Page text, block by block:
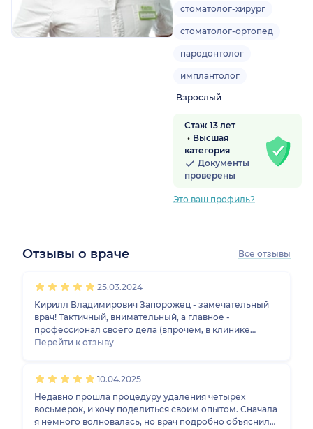
стоматолог-хирург
стоматолог-ортопед
пародонтолог
имплантолог
Взрослый
Стаж 13 лет
Высшая
категория
Документы
проверены
Это ваш профиль?
Отзывы о враче Все отзывы
25.03.2024
Кирилл Владимирович Запорожец - замечательный
врач! Тактичный, внимательный, а главное -
профессионал своего дела (впрочем, в клинике
"Диамант" нет плохих специалистов, поверьте, мне
два года никаких проблем)., безболезненно. Кирилл
Владимирович. спасибо вам большое и дальнейших
успехов в работе. Теперь я знаю, кого могу смело
рекомендовать своим друзьям и знакомым.
Перейти к отзыву
10.04.2025
Недавно прошла процедуру удаления четырех
восьмерок, и хочу поделиться своим опытом. Сначала
я немного волновалась, но врач подробно объяснил